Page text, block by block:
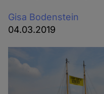
Gisa Bodenstein
04.03.2019